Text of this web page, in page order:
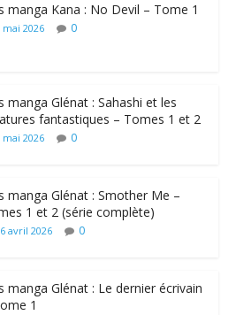
manga Kana : No Devil – Tome 1
mai 2026 0
manga Glénat : Sahashi et les
fantastiques – Tomes 1 et 2
mai 2026 0
manga Glénat : Smother Me –
1 et 2 (série complète)
avril 2026 0
manga Glénat : Le dernier écrivain
1